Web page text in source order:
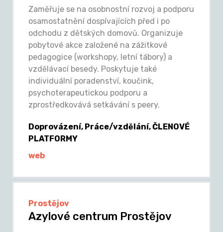
Zaměřuje se na osobnostní rozvoj a podporu
osamostatnění dospívajících před i po
odchodu z dětských domovů. Organizuje
pobytové akce založené na zážitkové
pedagogice (workshopy, letní tábory) a
vzdělávací besedy. Poskytuje také
individuální poradenství, koučink,
psychoterapeutickou podporu a
zprostředkovává setkávání s peery.
Doprovázení, Práce/vzdělání, ČLENOVÉ
PLATFORMY
web
Prostějov
Azylové centrum Prostějov